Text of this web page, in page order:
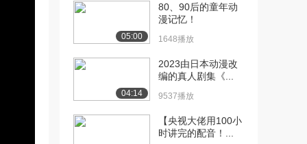
05:00
80、90后的童年动
漫记忆！
1648播放
04:14
2023由日本动漫改
编的真人剧集《...
9537播放
【央视大佬用100小
时讲完的配音！...